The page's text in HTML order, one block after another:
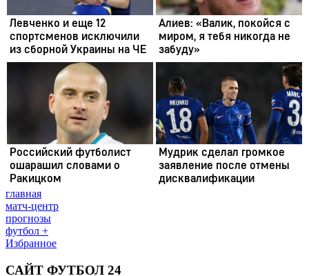
главная
матч-центр
прогнозы
футбол +
Избранное
САЙТ ФУТБОЛ 24